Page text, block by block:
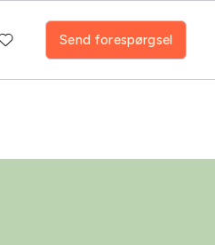
Send forespørgsel